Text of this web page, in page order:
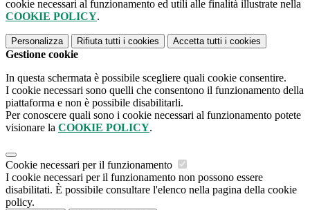
cookie necessari al funzionamento ed utili alle finalità illustrate nella
COOKIE POLICY.
Personalizza Rifiuta tutti i cookies Accetta tutti i cookies
Gestione cookie
In questa schermata è possibile scegliere quali cookie consentire.
I cookie necessari sono quelli che consentono il funzionamento della
piattaforma e non è possibile disabilitarli.
Per conoscere quali sono i cookie necessari al funzionamento potete
visionare la COOKIE POLICY.
Cookie necessari per il funzionamento
I cookie necessari per il funzionamento non possono essere
disabilitati. È possibile consultare l'elenco nella pagina della cookie
policy.